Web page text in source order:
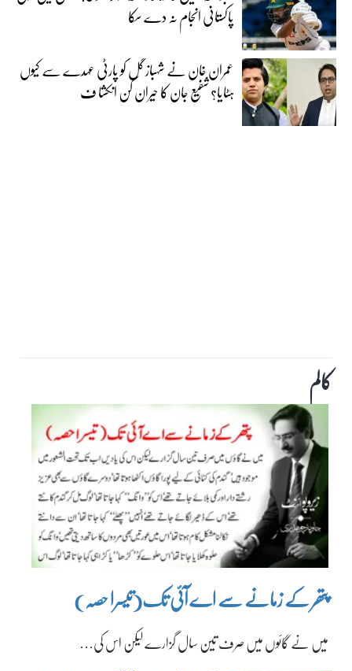
پاکستانی انجام نہ دے سکا
عمران خان نے شہباز گل کو پارٹی عہدے سے کیوں
ہٹایا؟ شفیع جان کا حیران کن انکشا ف
کالم
پتھر کے زمانے سے اے آئی تک(تیسرا حصہ)
میں نے گائوں میں صرف تین سال گزارے لیکن اس کی…